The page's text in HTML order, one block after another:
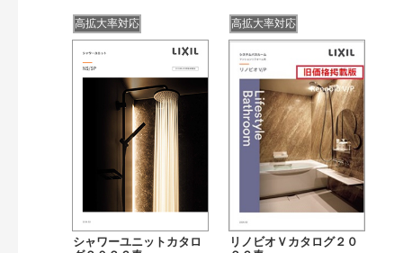
高拡大率対応
シャワーユニットカタロ
高拡大率対応
リノビオＶカタログ２０